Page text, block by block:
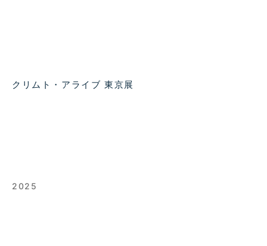
クリムト・アライブ 東京展
2025